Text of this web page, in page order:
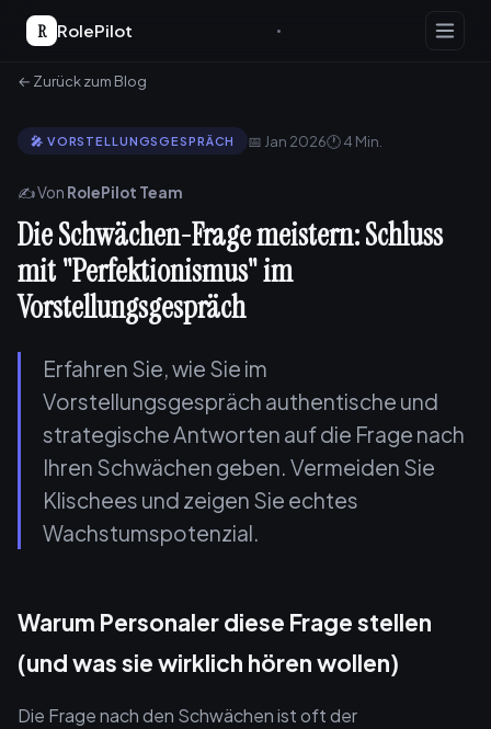
R RolePilot
← Zurück zum Blog
🎤 VORSTELLUNGSGESPRÄCH 📅 Jan 2026🕐 4 Min.
✍️ Von RolePilot Team
Die Schwächen-Frage meistern: Schluss
mit "Perfektionismus" im
Vorstellungsgespräch
Erfahren Sie, wie Sie im
Vorstellungsgespräch authentische und
strategische Antworten auf die Frage nach
Ihren Schwächen geben. Vermeiden Sie
Klischees und zeigen Sie echtes
Wachstumspotenzial.
Warum Personaler diese Frage stellen
(und was sie wirklich hören wollen)
Die Frage nach den Schwächen ist oft der